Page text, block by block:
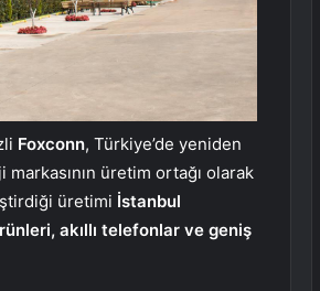
Foxconn, Türkiye’de yeniden
üretim ortağı olarak
üretimi İstanbul
akıllı telefonlar ve geniş